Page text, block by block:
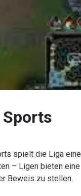
Sports
spielt die Liga eine
– Ligen bieten eine
Beweis zu stellen.